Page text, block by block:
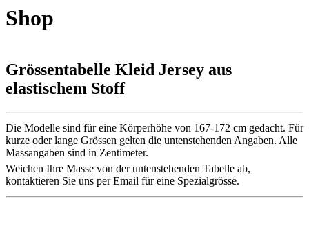
Shop
Grössentabelle Kleid Jersey aus
elastischem Stoff
Die Modelle sind für eine Körperhöhe von 167-172 cm gedacht. Für
kurze oder lange Grössen gelten die untenstehenden Angaben. Alle
Massangaben sind in Zentimeter.
Weichen Ihre Masse von der untenstehenden Tabelle ab,
kontaktieren Sie uns per Email für eine Spezialgrösse.